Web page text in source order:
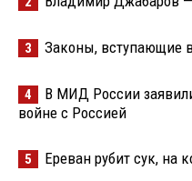
3 Законы, вступающие в
4
В МИД России
войне с Россией
5 Ереван рубит сук, на